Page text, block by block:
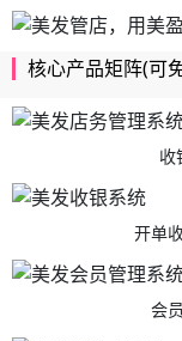
核心产品矩阵(可
收
开单
会